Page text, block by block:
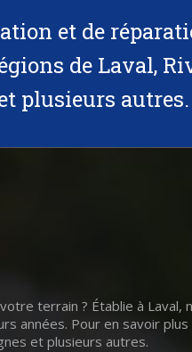
et de
de Laval,
plusieurs autres.
terrain ? Établie à
années. Pour en savoir
et plusieurs autres.